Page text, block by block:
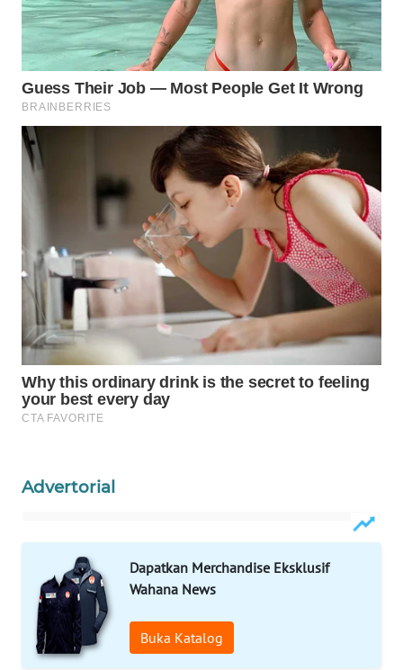
Advertorial
Dapatkan Merchandise Eksklusif
Wahana News
Buka Katalog
WAHANA
Wahana
Network
KONSUMEN
MASYARAKAT
KELISTRIKAN
WALINKI
MAWAKA
ID
MARTABAT
NET
LKKI
KOPEKLIN